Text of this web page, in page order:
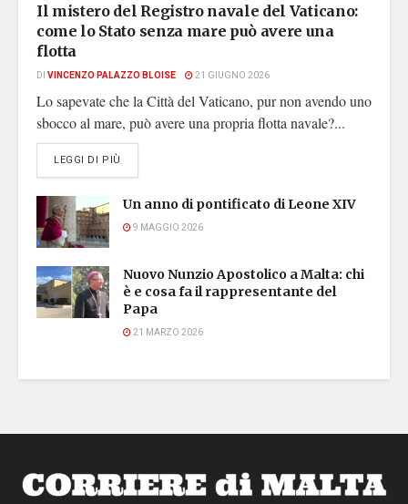
Il mistero del Registro navale del Vaticano:
come lo Stato senza mare può avere una
flotta
DI VINCENZO PALAZZO BLOISE 21 GIUGNO 2026
Lo sapevate che la Città del Vaticano, pur non avendo uno
sbocco al mare, può avere una propria flotta navale?...
LEGGI DI PIÙ
Un anno di pontificato di Leone XIV
9 MAGGIO 2026
Nuovo Nunzio Apostolico a Malta: chi
è e cosa fa il rappresentante del
Papa
21 MARZO 2026